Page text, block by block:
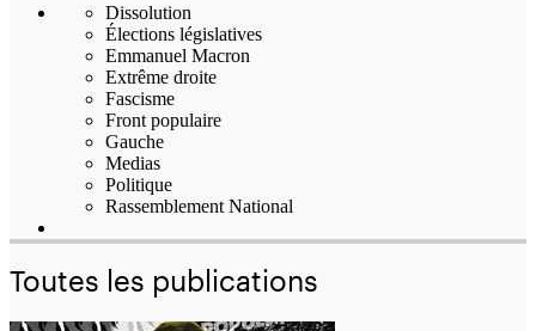
Dissolution
Élections législatives
Emmanuel Macron
Extrême droite
Fascisme
Front populaire
Gauche
Medias
Politique
Rassemblement National
Toutes les publications